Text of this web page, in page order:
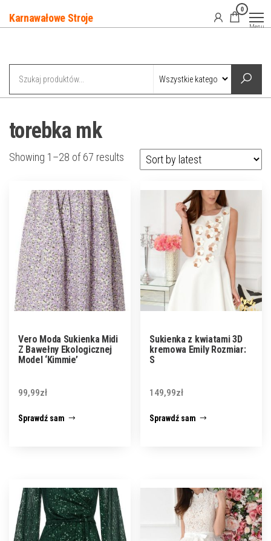
do
Karnawałowe Stroje
0
Menu
torebka mk
Showing 1–28 of 67 results
Vero Moda Sukienka Midi
Z Bawełny Ekologicznej
Model ‘Kimmie’
99,99zł
Sprawdź sam
Sukienka z kwiatami 3D
kremowa Emily Rozmiar:
S
149,99zł
Sprawdź sam